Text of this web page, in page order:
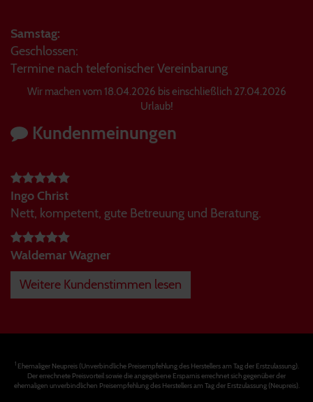
Samstag:
Geschlossen:
Termine nach telefonischer Vereinbarung
Wir machen vom 18.04.2026 bis einschließlich 27.04.2026
Urlaub!
Kundenmeinungen
Ingo Christ
Nett, kompetent, gute Betreuung und Beratung.
Waldemar Wagner
Weitere Kundenstimmen lesen
1Ehemaliger Neupreis (Unverbindliche Preisempfehlung des Herstellers am Tag der Erstzulassung).
Der errechnete Preisvorteil sowie die angegebene Ersparnis errechnet sich gegenüber der
ehemaligen unverbindlichen Preisempfehlung des Herstellers am Tag der Erstzulassung (Neupreis).